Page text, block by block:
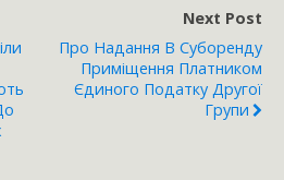
Next Post
Про Надання В Суборенду
Приміщення Платником
Єдиного Податку Другої
Групи